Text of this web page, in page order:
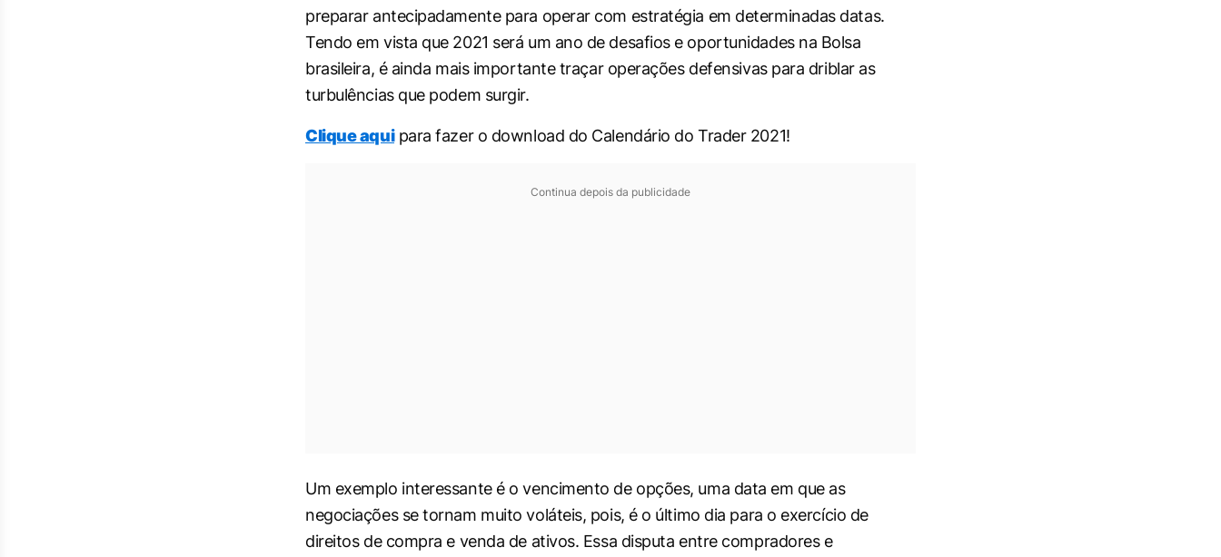
preparar antecipadamente para operar com estratégia em determinadas datas.
Tendo em vista que 2021 será um ano de desafios e oportunidades na Bolsa
brasileira, é ainda mais importante traçar operações defensivas para driblar as
turbulências que podem surgir.
Clique aquipara fazer o download do Calendário do Trader 2021!
Continua depois da publicidade
Um exemplo interessante é o vencimento de opções, uma data em que as
negociações se tornam muito voláteis, pois, é o último dia para o exercício de
direitos de compra e venda de ativos. Essa disputa entre compradores e